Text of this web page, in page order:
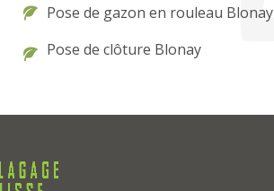
Pose de gazon en rouleau Blonay
Pose de clôture Blonay